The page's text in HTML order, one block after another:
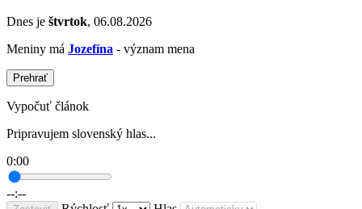
Dnes je štvrtok, 06.08.2026
Meniny má Jozefína - význam mena
Prehrať
Vypočuť článok
Pripravujem slovenský hlas...
0:00
--:--